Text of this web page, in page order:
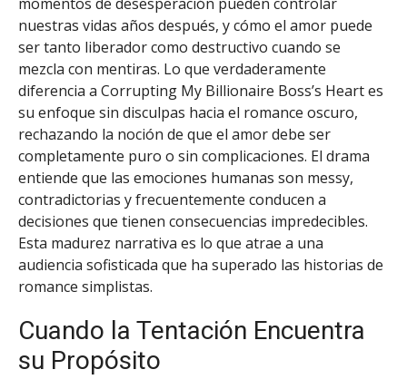
nuestras vidas años después, y cómo el amor puede
ser tanto liberador como destructivo cuando se
mezcla con mentiras. Lo que verdaderamente
diferencia a Corrupting My Billionaire Boss’s Heart es
su enfoque sin disculpas hacia el romance oscuro,
rechazando la noción de que el amor debe ser
completamente puro o sin complicaciones. El drama
entiende que las emociones humanas son messy,
contradictorias y frecuentemente conducen a
decisiones que tienen consecuencias impredecibles.
Esta madurez narrativa es lo que atrae a una
audiencia sofisticada que ha superado las historias de
romance simplistas.
Cuando la Tentación Encuentra
su Propósito